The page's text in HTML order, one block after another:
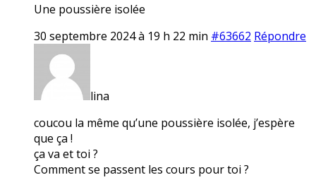
Une poussière isolée
30 septembre 2024 à 19 h 22 min #63662 Répondre
lina
coucou la même qu’une poussière isolée, j’espère
que ça !
ça va et toi ?
Comment se passent les cours pour toi ?